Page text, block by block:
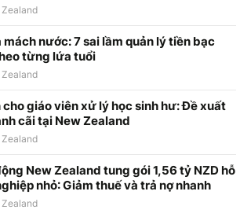
mách nước: 7 sai lầm quản lý tiền bạc
từng lứa tuổi
cho giáo viên xử lý học sinh hư: Đề xuất
cãi tại New Zealand
New Zealand tung gói 1,56 tỷ NZD hỗ
nhỏ: Giảm thuế và trả nợ nhanh